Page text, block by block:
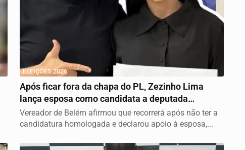
ELEIÇÕES 2026
Após ficar fora da chapa do PL, Zezinho Lima
lança esposa como candidata a deputada
estadual
Vereador de Belém afirmou que recorrerá após não ter a
candidatura homologada e declarou apoio à esposa,...